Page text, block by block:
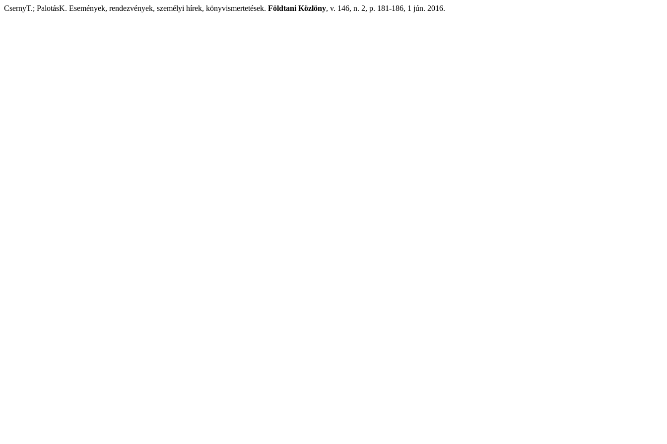
CsernyT.; PalotásK. Események, rendezvények, személyi hírek, könyvismertetések. Földtani Közlöny, v. 146, n. 2, p. 181-186, 1 jún. 2016.